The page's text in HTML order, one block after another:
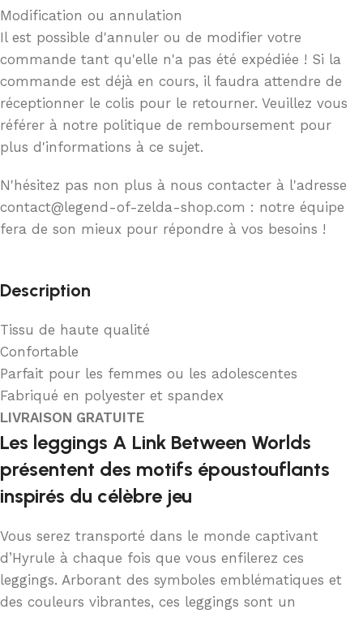
Modification ou annulation
Il est possible d'annuler ou de modifier votre
commande tant qu'elle n'a pas été expédiée ! Si la
commande est déjà en cours, il faudra attendre de
réceptionner le colis pour le retourner. Veuillez vous
référer à notre politique de remboursement pour
plus d'informations à ce sujet.
N'hésitez pas non plus à nous contacter à l'adresse
contact@legend-of-zelda-shop.com : notre équipe
fera de son mieux pour répondre à vos besoins !
Description
Tissu de haute qualité
Confortable
Parfait pour les femmes ou les adolescentes
Fabriqué en polyester et spandex
LIVRAISON GRATUITE
Les leggings A Link Between Worlds
présentent des motifs époustouflants
inspirés du célèbre jeu
Vous serez transporté dans le monde captivant
d’Hyrule à chaque fois que vous enfilerez ces
leggings. Arborant des symboles emblématiques et
des couleurs vibrantes, ces leggings sont un